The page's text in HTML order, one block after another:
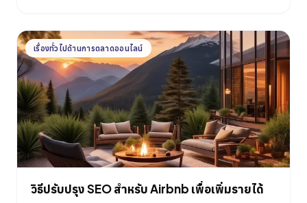
เรื่องทั่วไปด้านการตลาดออนไลน์
วิธีปรับปรุง SEO สำหรับ Airbnb เพื่อเพิ่มรายได้